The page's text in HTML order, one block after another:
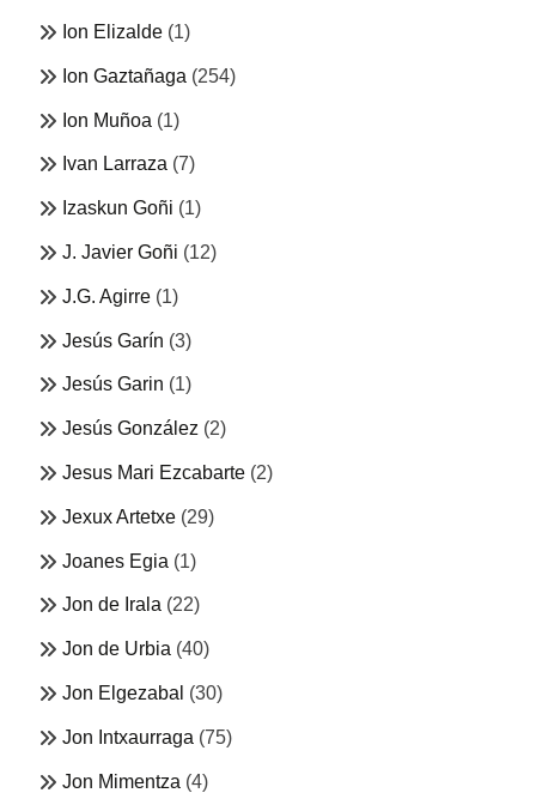
Ion Elizalde (1)
Ion Gaztañaga (254)
Ion Muñoa (1)
Ivan Larraza (7)
Izaskun Goñi (1)
J. Javier Goñi (12)
J.G. Agirre (1)
Jesús Garín (3)
Jesús Garin (1)
Jesús González (2)
Jesus Mari Ezcabarte (2)
Jexux Artetxe (29)
Joanes Egia (1)
Jon de Irala (22)
Jon de Urbia (40)
Jon Elgezabal (30)
Jon Intxaurraga (75)
Jon Mimentza (4)